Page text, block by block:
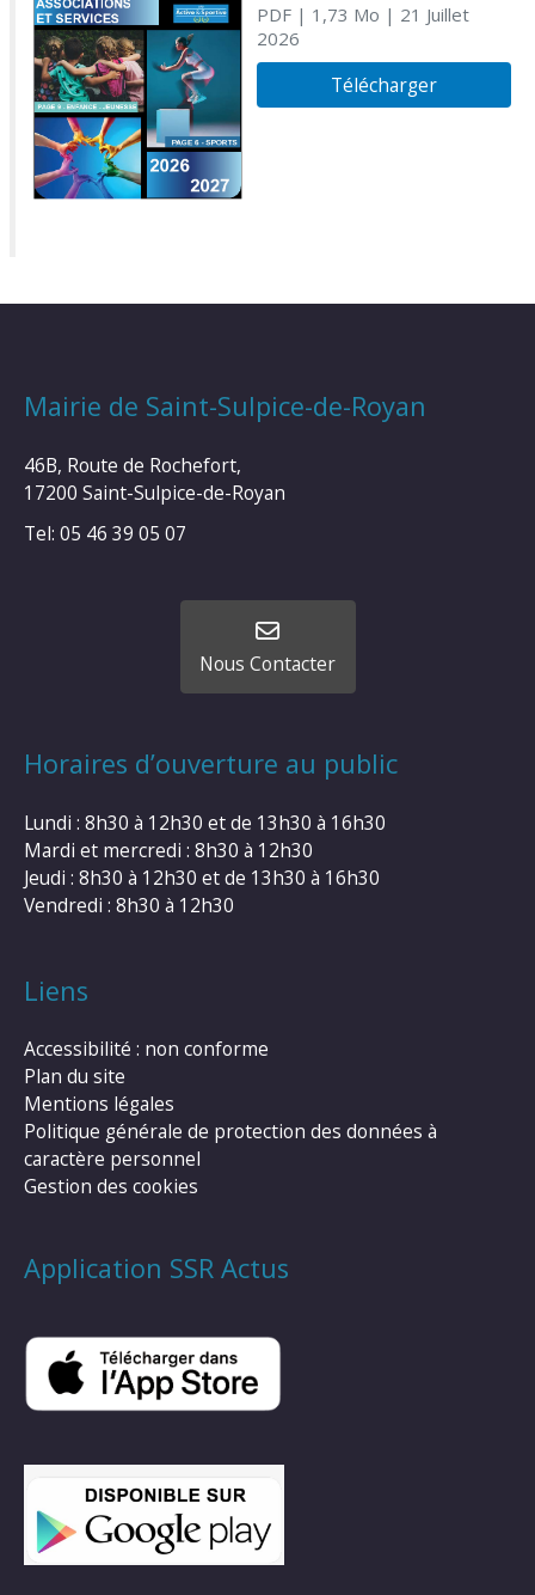
PDF| 1,73 Mo | 21 Juillet
2026
Télécharger
Mairie de Saint-Sulpice-de-Royan
46B, Route de Rochefort,
17200 Saint-Sulpice-de-Royan
Tel: 05 46 39 05 07
Nous Contacter
Horaires d’ouverture au public
Lundi : 8h30 à 12h30 et de 13h30 à 16h30
Mardi et mercredi : 8h30 à 12h30
Jeudi : 8h30 à 12h30 et de 13h30 à 16h30
Vendredi : 8h30 à 12h30
Liens
Accessibilité : non conforme
Plan du site
Mentions légales
Politique générale de protection des données à
caractère personnel
Gestion des cookies
Application SSR Actus